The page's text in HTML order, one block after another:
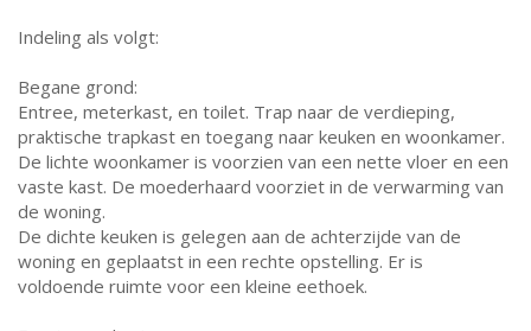
Indeling als volgt:
Begane grond:
Entree, meterkast, en toilet. Trap naar de verdieping,
praktische trapkast en toegang naar keuken en woonkamer.
De lichte woonkamer is voorzien van een nette vloer en een
vaste kast. De moederhaard voorziet in de verwarming van
de woning.
De dichte keuken is gelegen aan de achterzijde van de
woning en geplaatst in een rechte opstelling. Er is
voldoende ruimte voor een kleine eethoek.